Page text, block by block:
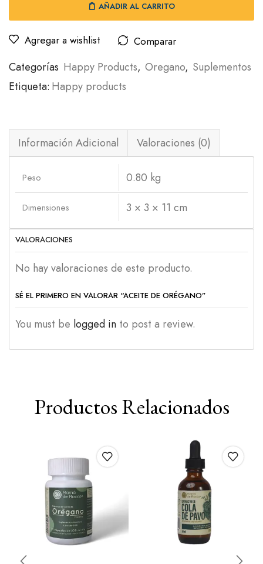
AÑADIR AL CARRITO
Agregar a wishlist Comparar
Categorías Happy Products, Oregano, Suplementos
Etiqueta: Happy products
Información Adicional Valoraciones (0)
Peso 0.80 kg
Dimensiones 3 × 3 × 11 cm
VALORACIONES
No hay valoraciones de este producto.
SÉ EL PRIMERO EN VALORAR “ACEITE DE ORÉGANO”
You must be logged in to post a review.
Productos Relacionados